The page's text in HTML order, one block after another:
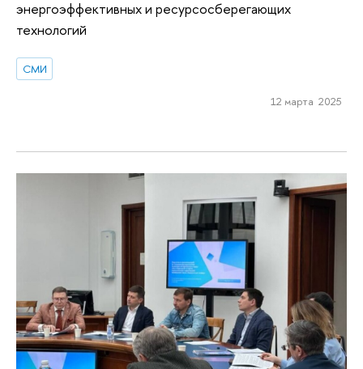
энергоэффективных и ресурсосберегающих
технологий
СМИ
12 марта 2025